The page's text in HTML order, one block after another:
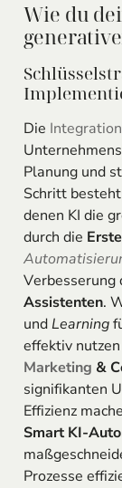
Wie du
Die Integration
Planung und
Schritt
denen KI die
durch die
Verbesserung
Assistenten.
undLearning
effektiv
Marketing &
signifikanten
Effizienz
Smart KI-
Prozesse